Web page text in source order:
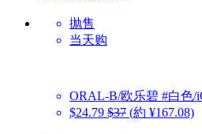
抛售
当天购
ORAL-B/欧乐碧 #白色/
$24.79 $37 (約 ¥167.08)